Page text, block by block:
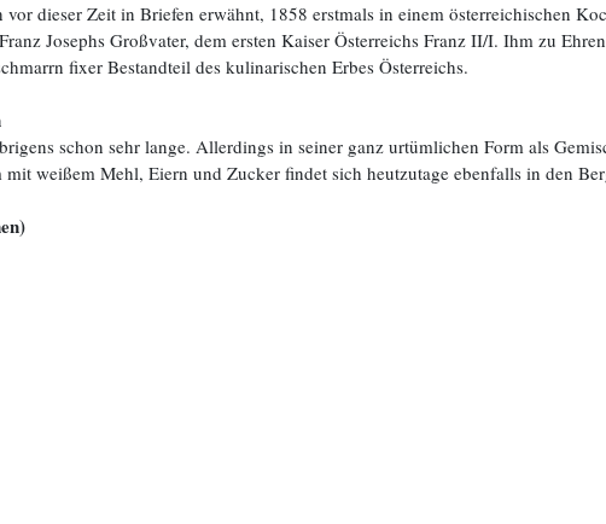
dieser Zeit in Briefen erwähnt, 1858 erstmals in einem österreichischen
Josephs Großvater, dem ersten Kaiser Österreichs Franz II/I. Ihm zu
fixer Bestandteil des kulinarischen Erbes Österreichs.
schon sehr lange. Allerdings in seiner ganz urtümlichen Form als
weißem Mehl, Eiern und Zucker findet sich heutzutage ebenfalls in den